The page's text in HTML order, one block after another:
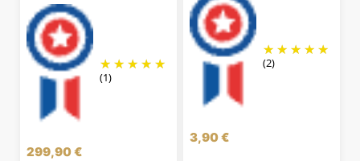
(1)
299,90€
(2)
3,90€